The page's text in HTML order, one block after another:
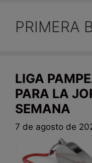
PRIMERA
LIGA
PARA LA
SEMANA
7 de agosto de